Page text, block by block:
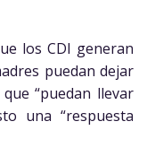
los CDI generan
puedan dejar
“puedan llevar
una “respuesta